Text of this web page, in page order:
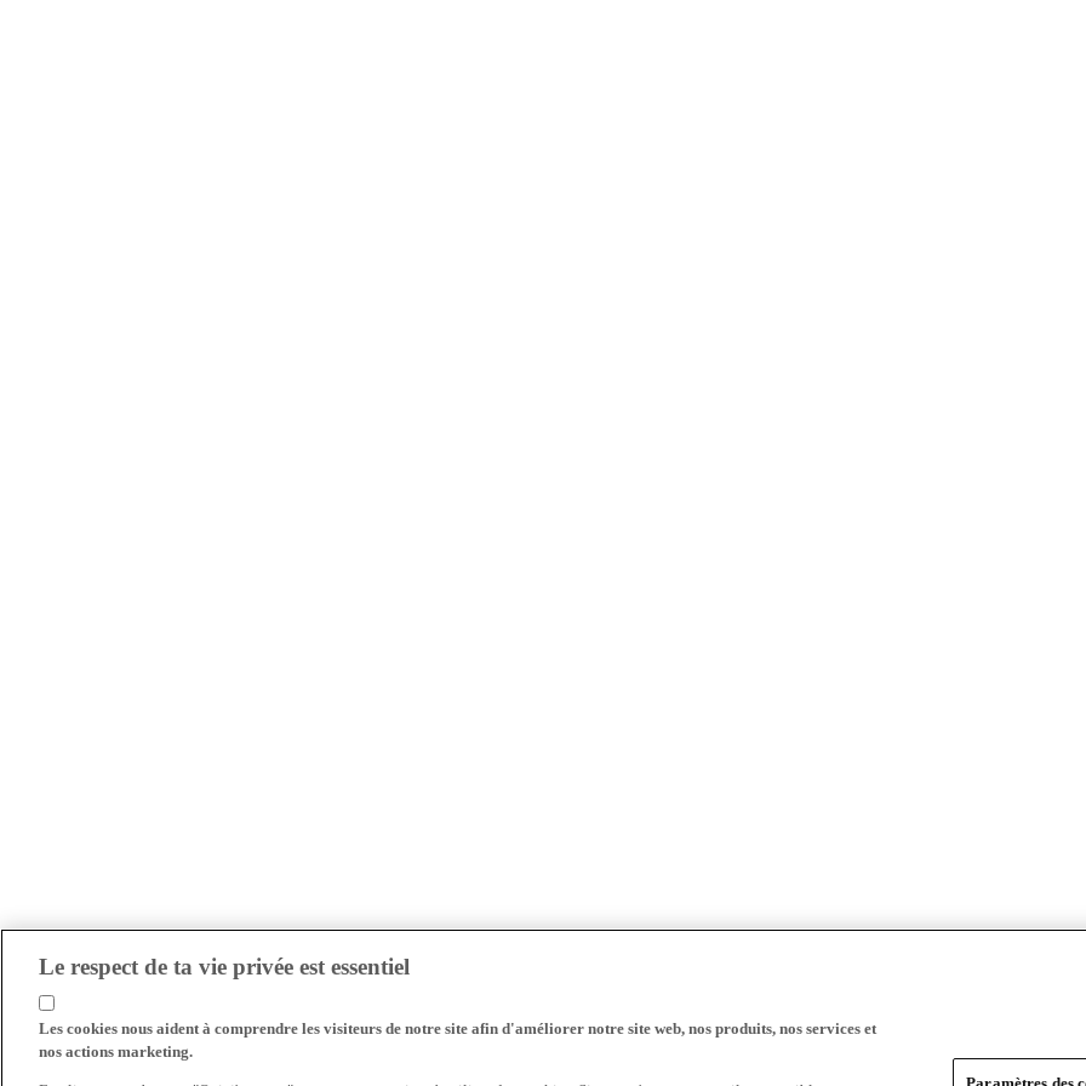
Le respect de ta vie privée est essentiel
Les cookies nous aident à comprendre les visiteurs de notre site afin d'améliorer notre site web, nos produits, nos services et
nos actions marketing.